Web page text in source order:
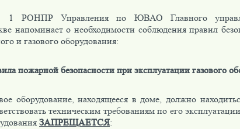
1 РОНПР Управления по ЮВАО Главного
напоминает о необходимости соблюдения правил
и газового оборудования:
пожарной безопасности при эксплуатации газового
оборудование, находящееся в доме, должно
техническим требованиям по его
ЗАПРЕЩАЕТСЯ: